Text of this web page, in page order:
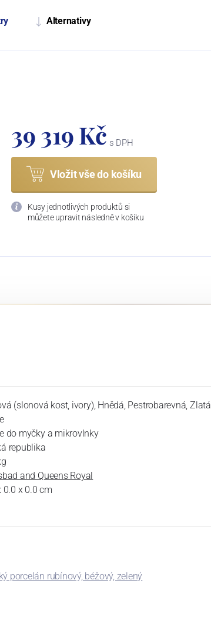
Alternativy
39 319 Kč s DPH
Vložit vše do košíku
Kusy jednotlivých produktů si
můžete upravit následně v košíku
(slonová kost, ivory), Hnědá, Pestrobarevná, Zlatá
do myčky a mikrovlnky
republika
and Queens Royal
0.0 x 0.0 cm
porcelán rubínový, béžový, zelený